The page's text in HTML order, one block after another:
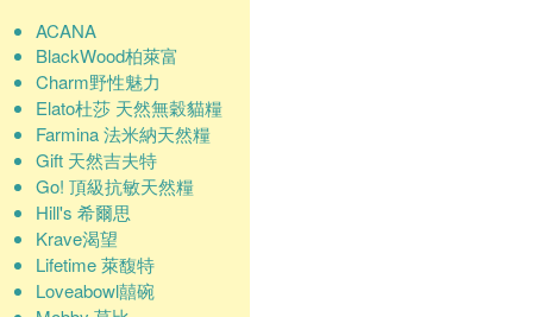
ACANA
BlackWood柏萊富
Charm野性魅力
Elato杜莎 天然無穀貓糧
Farmina 法米納天然糧
Gift 天然吉夫特
Go! 頂級抗敏天然糧
Hill's 希爾思
Krave渴望
Lifetime 萊馥特
Loveabowl囍碗